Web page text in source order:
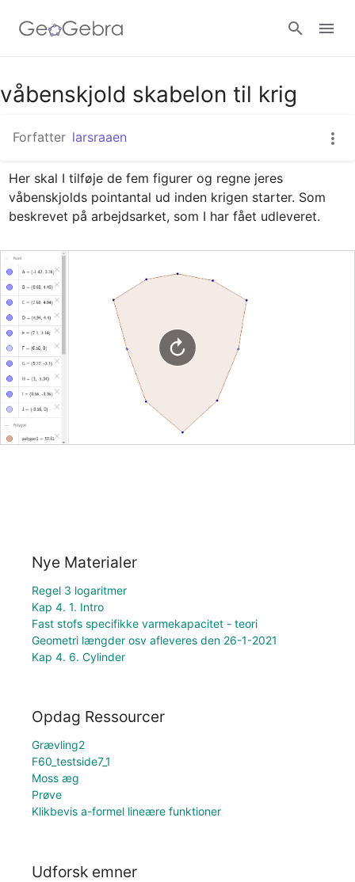
Google Classroom
GeoGebra Classroom
Log ind
våbenskjold skabelon til krig
Forfatter larsraaen
Her skal I tilføje de fem figurer og regne jeres
våbenskjolds pointantal ud inden krigen starter. Som
beskrevet på arbejdsarket, som I har fået udleveret.
Nye Materialer
Regel 3 logaritmer
Kap 4. 1. Intro
Fast stofs specifikke varmekapacitet - teori
Geometri længder osv afleveres den 26-1-2021
Kap 4. 6. Cylinder
Opdag Ressourcer
Grævling2
F60_testside7_1
Moss æg
Prøve
Klikbevis a-formel lineære funktioner
Udforsk emner